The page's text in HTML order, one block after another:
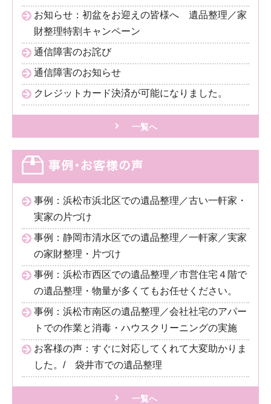
お知らせ：初盆をお迎えの皆様へ 遺品整理／家
財整理特割キャンペーン
通信障害のお詫び
通信障害のお知らせ
クレジットカード決済が可能になりました。
一覧へ
事例：浜松市浜北区での遺品整理／古い一軒家・
実家の片づけ
事例：静岡市清水区での遺品整理／一軒家／実家
の家財整理・片づけ
事例：浜松市西区での遺品整理／市営住宅４階で
の遺品整理・物量が多くてもお任せください。
事例：浜松市南区の遺品整理／会社社宅のアパー
トでの作業と消毒・ハウスクリーニングの実施
お客様の声：すぐに対応してくれて大変助かりま
した。/ 袋井市での遺品整理
一覧へ